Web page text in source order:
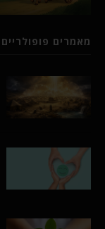
מאמרים פופולריים